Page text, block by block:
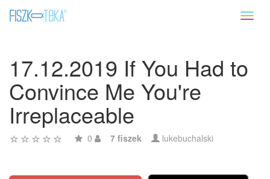
17.12.2019 If You Had to
Convince Me You're
Irreplaceable
0 7 fiszek lukebuchalski